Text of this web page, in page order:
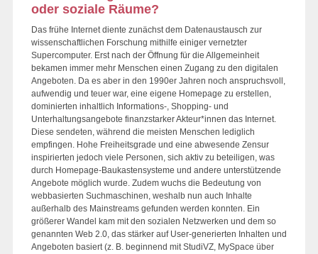
oder soziale Räume?
Das frühe Internet diente zunächst dem Datenaustausch zur
wissenschaftlichen Forschung mithilfe einiger vernetzter
Supercomputer. Erst nach der Öffnung für die Allgemeinheit
bekamen immer mehr Menschen einen Zugang zu den digitalen
Angeboten. Da es aber in den 1990er Jahren noch anspruchsvoll,
aufwendig und teuer war, eine eigene Homepage zu erstellen,
dominierten inhaltlich Informations-, Shopping- und
Unterhaltungsangebote finanzstarker Akteur*innen das Internet.
Diese sendeten, während die meisten Menschen lediglich
empfingen. Hohe Freiheitsgrade und eine abwesende Zensur
inspirierten jedoch viele Personen, sich aktiv zu beteiligen, was
durch Homepage-Baukastensysteme und andere unterstützende
Angebote möglich wurde. Zudem wuchs die Bedeutung von
webbasierten Suchmaschinen, weshalb nun auch Inhalte
außerhalb des Mainstreams gefunden werden konnten. Ein
größerer Wandel kam mit den sozialen Netzwerken und dem so
genannten Web 2.0, das stärker auf User-generierten Inhalten und
Angeboten basiert (z. B. beginnend mit StudiVZ, MySpace über